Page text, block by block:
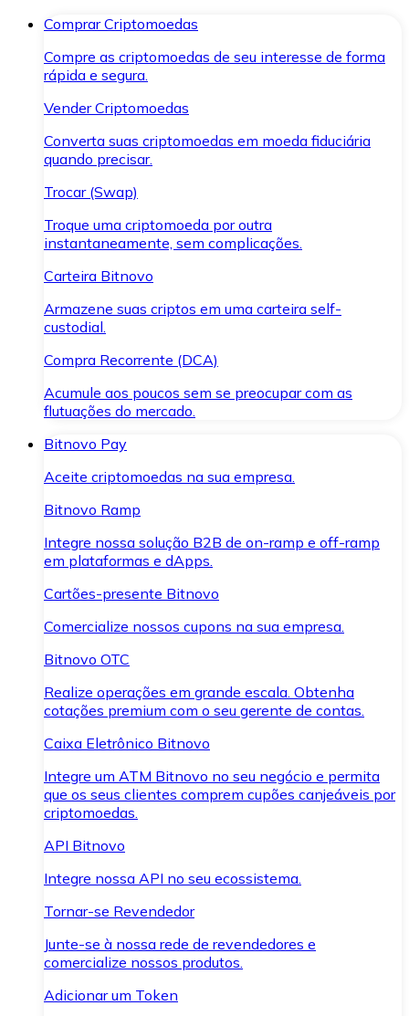
Comprar Criptomoedas
Compre as criptomoedas de seu interesse de forma
rápida e segura.
Vender Criptomoedas
Converta suas criptomoedas em moeda fiduciária
quando precisar.
Trocar (Swap)
Troque uma criptomoeda por outra
instantaneamente, sem complicações.
Carteira Bitnovo
Armazene suas criptos em uma carteira self-
custodial.
Compra Recorrente (DCA)
Acumule aos poucos sem se preocupar com as
flutuações do mercado.
Bitnovo Pay
Aceite criptomoedas na sua empresa.
Bitnovo Ramp
Integre nossa solução B2B de on-ramp e off-ramp
em plataformas e dApps.
Cartões-presente Bitnovo
Comercialize nossos cupons na sua empresa.
Bitnovo OTC
Realize operações em grande escala. Obtenha
cotações premium com o seu gerente de contas.
Caixa Eletrônico Bitnovo
Integre um ATM Bitnovo no seu negócio e permita
que os seus clientes comprem cupões canjeáveis por
criptomoedas.
API Bitnovo
Integre nossa API no seu ecossistema.
Tornar-se Revendedor
Junte-se à nossa rede de revendedores e
comercialize nossos produtos.
Adicionar um Token